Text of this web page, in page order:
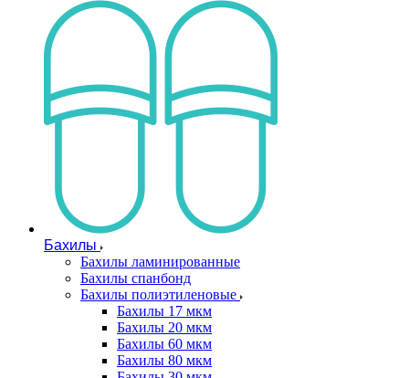
Бахилы
Бахилы ламинированные
Бахилы спанбонд
Бахилы полиэтиленовые
Бахилы 17 мкм
Бахилы 20 мкм
Бахилы 60 мкм
Бахилы 80 мкм